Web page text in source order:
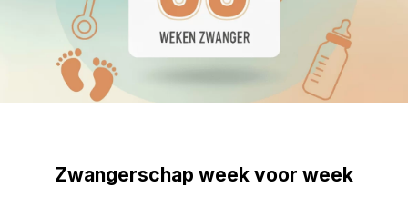
Zwangerschap week voor week